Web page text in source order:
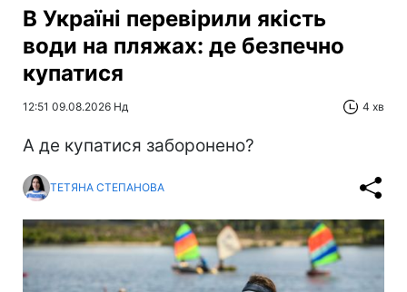
В Україні перевірили якість
води на пляжах: де безпечно
купатися
12:51 09.08.2026 Нд 4 хв
А де купатися заборонено?
ТЕТЯНА СТЕПАНОВА